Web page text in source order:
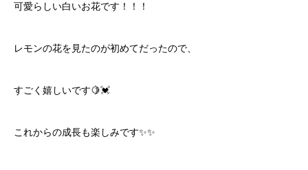
可愛らしい白いお花です！！！
レモンの花を見たのが初めてだったので、
すごく嬉しいです🍋💓
これからの成長も楽しみです✨✨